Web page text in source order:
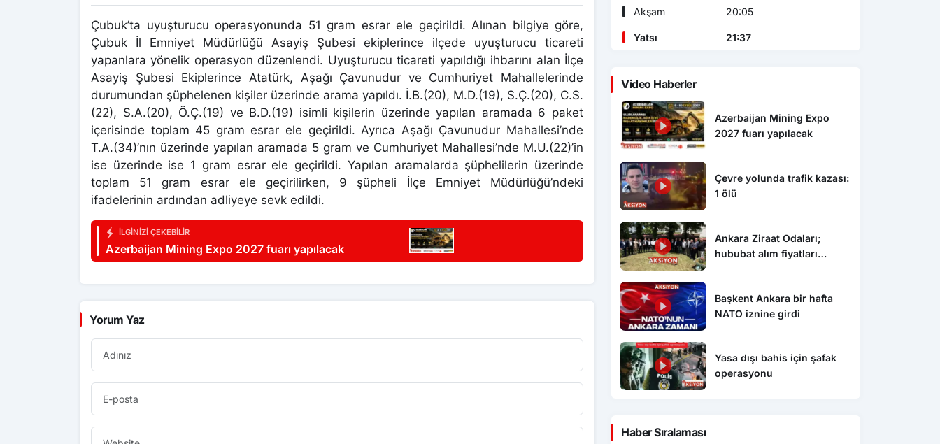
Çubuk’ta uyuşturucu operasyonunda 51 gram esrar ele geçirildi. Alınan bilgiye göre,
Çubuk İl Emniyet Müdürlüğü Asayiş Şubesi ekiplerince ilçede uyuşturucu ticareti
yapanlara yönelik operasyon düzenlendi. Uyuşturucu ticareti yapıldığı ihbarını alan İlçe
Asayiş Şubesi Ekiplerince Atatürk, Aşağı Çavunudur ve Cumhuriyet Mahallelerinde
durumundan şüphelenen kişiler üzerinde arama yapıldı. İ.B.(20), M.D.(19), S.Ç.(20), C.S.
(22), S.A.(20), Ö.Ç.(19) ve B.D.(19) isimli kişilerin üzerinde yapılan aramada 6 paket
içerisinde toplam 45 gram esrar ele geçirildi. Ayrıca Aşağı Çavunudur Mahallesi’nde
T.A.(34)’nın üzerinde yapılan aramada 5 gram ve Cumhuriyet Mahallesi’nde M.U.(22)’in
ise üzerinde ise 1 gram esrar ele geçirildi. Yapılan aramalarda şüphelilerin üzerinde
toplam 51 gram esrar ele geçirilirken, 9 şüpheli İlçe Emniyet Müdürlüğü’ndeki
ifadelerinin ardından adliyeye sevk edildi.
İLGINIZI ÇEKEBILIR
Azerbaijan Mining Expo 2027 fuarı yapılacak
Yorum Yaz
Akşam 20:05
Yatsı 21:37
Video Haberler
Azerbaijan Mining Expo
2027 fuarı yapılacak
Çevre yolunda trafik kazası:
1 ölü
Ankara Ziraat Odaları;
hububat alım fiyatları
Başkent Ankara bir hafta
NATO iznine girdi
Yasa dışı bahis için şafak
operasyonu
Haber Sıralaması